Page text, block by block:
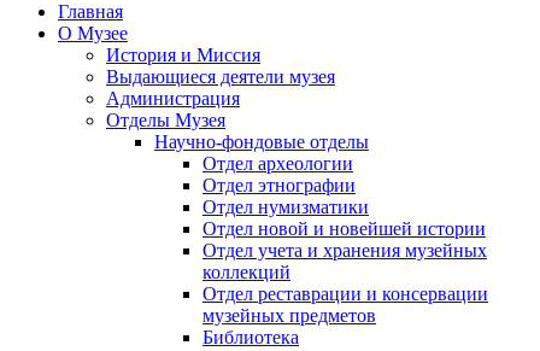
Главная
О Музее
История и Миссия
Выдающиеся деятели музея
Администрация
Отделы Музея
Научно-фондовые отделы
Отдел археологии
Отдел этнографии
Отдел нумизматики
Отдел новой и новейшей истории
Отдел учета и хранения музейных
коллекций
Отдел реставрации и консервации
музейных предметов
Библиотека